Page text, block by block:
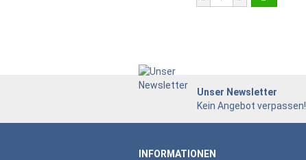
Unser Newsletter
Kein Angebot verpassen!
INFORMATIONEN